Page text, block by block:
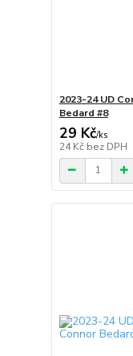
2023-24 UD
Bedard #8
29 Kč/ks
24 Kč bez DPH